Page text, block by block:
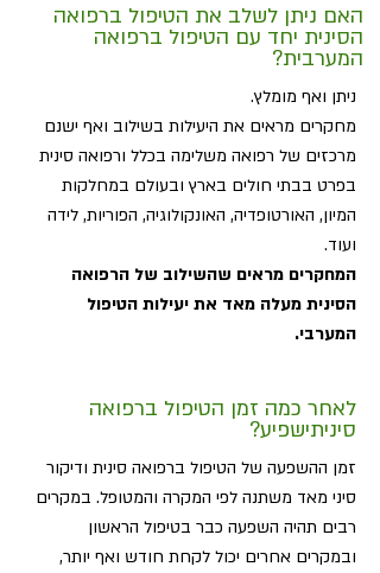
האם ניתן לשלב את הטיפול ברפואה
הסינית יחד עם הטיפול ברפואה
המערבית?
ניתן ואף מומלץ.
מחקרים מראים את היעילות בשילוב ואף ישנם
מרכזים של רפואה משלימה בכלל ורפואה סינית
בפרט בבתי חולים בארץ ובעולם במחלקות
המיון, האורטופדיה, האונקולוגיה, הפוריות, לידה
ועוד.
המחקרים מראים שהשילוב של הרפואה
הסינית מעלה מאד את יעילות הטיפול
המערבי.
לאחר כמה זמן הטיפול ברפואה
סיניתישפיע?
זמן ההשפעה של הטיפול ברפואה סינית ודיקור
סיני מאד משתנה לפי המקרה והמטופל. במקרים
רבים תהיה השפעה כבר בטיפול הראשון
ובמקרים אחרים יכול לקחת חודש ואף יותר,